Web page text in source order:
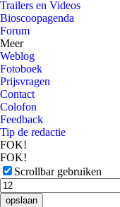
Trailers en Videos
Bioscoopagenda
Forum
Meer
Weblog
Fotoboek
Prijsvragen
Contact
Colofon
Feedback
Tip de redactie
FOK!
FOK!
Scrollbar gebruiken
opslaan